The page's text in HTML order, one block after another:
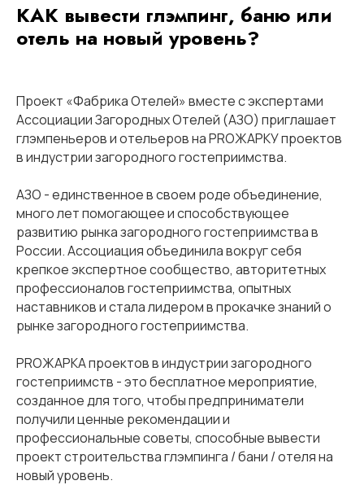
КАК вывести глэмпинг, баню или
отель на новый уровень?
Проект «Фабрика Отелей» вместе с экспертами
Ассоциации Загородных Отелей (АЗО) приглашает
глэмпеньеров и отельеров на PROЖАРКУ проектов
в индустрии загородного гостеприимства.
АЗО - единственное в своем роде объединение,
много лет помогающее и способствующее
развитию рынка загородного гостеприимства в
России. Ассоциация объединила вокруг себя
крепкое экспертное сообщество, авторитетных
профессионалов гостеприимства, опытных
наставников и стала лидером в прокачке знаний о
рынке загородного гостеприимства.
PROЖАРКА проектов в индустрии загородного
гостеприимств - это бесплатное мероприятие,
созданное для того, чтобы предприниматели
получили ценные рекомендации и
профессиональные советы, способные вывести
проект строительства глэмпинга / бани / отеля на
новый уровень.